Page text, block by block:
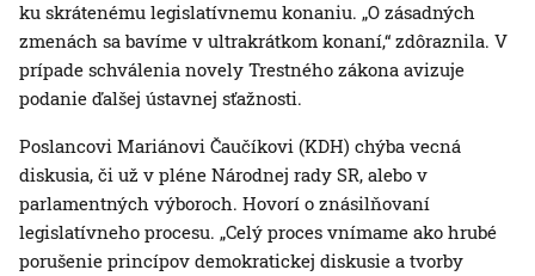
ku skrátenému legislatívnemu konaniu. „O zásadných
zmenách sa bavíme v ultrakrátkom konaní,“ zdôraznila. V
prípade schválenia novely Trestného zákona avizuje
podanie ďalšej ústavnej sťažnosti.
Poslancovi Mariánovi Čaučíkovi (KDH) chýba vecná
diskusia, či už v pléne Národnej rady SR, alebo v
parlamentných výboroch. Hovorí o znásilňovaní
legislatívneho procesu. „Celý proces vnímame ako hrubé
porušenie princípov demokratickej diskusie a tvorby